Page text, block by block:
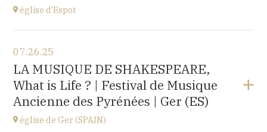
église d'Espot
église d'Espot,
SPAIN
at19H00
Buy your tickets
07.26.25
LA MUSIQUE DE SHAKESPEARE,
What is Life ? | Festival de Musique
Ancienne des Pyrénées | Ger (ES)
église de Ger (SPAIN)